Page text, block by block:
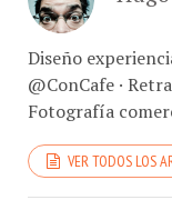
Diseño
@ConCafe ·
Fotografía